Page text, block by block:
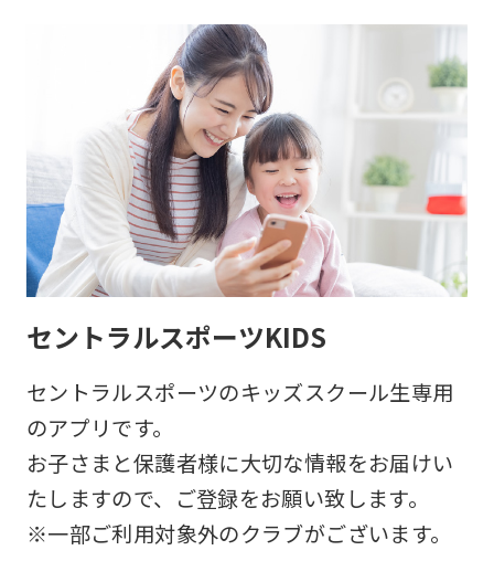
セントラルスポーツKIDS
セントラルスポーツのキッズスクール生専用
のアプリです。
お子さまと保護者様に大切な情報をお届けい
たしますので、ご登録をお願い致します。
※一部ご利用対象外のクラブがございます。